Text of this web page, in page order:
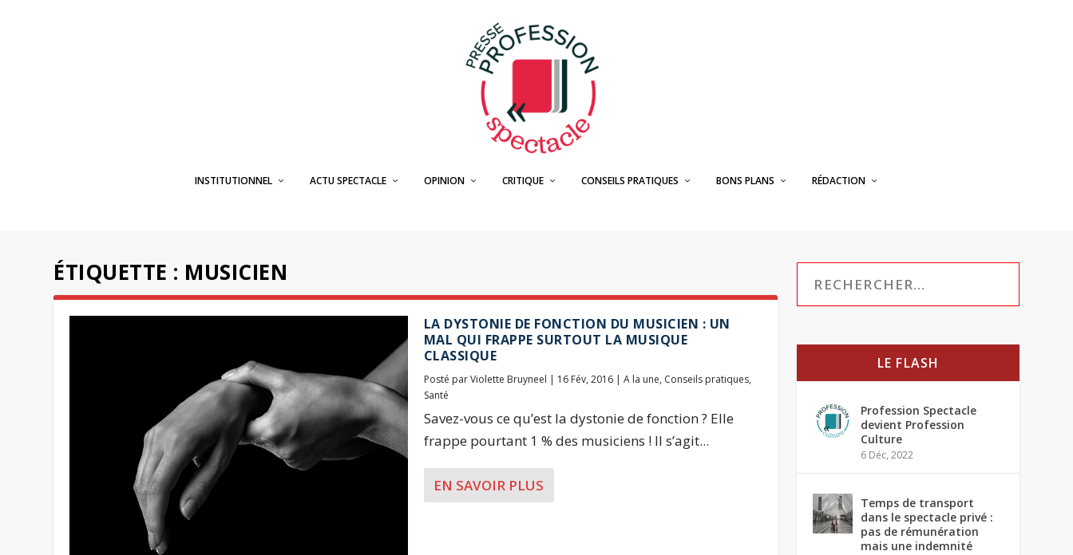
INSTITUTIONNEL ACTU SPECTACLE OPINION CRITIQUE CONSEILS PRATIQUES BONS PLANS RÉDACTION
ÉTIQUETTE : MUSICIEN
LA DYSTONIE DE FONCTION DU MUSICIEN : UN
MAL QUI FRAPPE SURTOUT LA MUSIQUE
CLASSIQUE
Posté parViolette Bruyneel | 16 Fév, 2016| A la une, Conseils pratiques,
Santé
Savez-vous ce qu’est la dystonie de fonction ? Elle
frappe pourtant 1 % des musiciens ! Il s’agit...
EN SAVOIR PLUS
LE FLASH
Profession Spectacle
devient Profession
Culture
6 Déc, 2022
Temps de transport
dans le spectacle privé :
pas de rémunération
mais une indemnité